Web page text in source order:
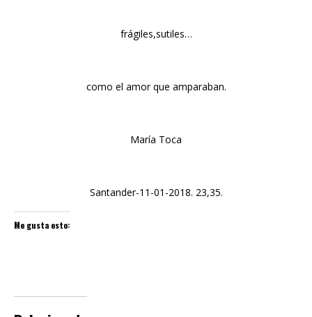
frágiles,sutiles…
como el amor que amparaban.
María Toca
Santander-11-01-2018. 23,35.
Me gusta esto: